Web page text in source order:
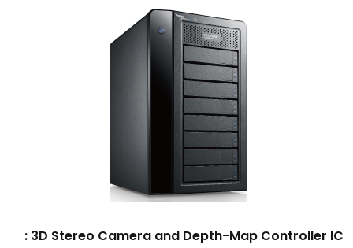
3D Stereo Camera and Depth-Map Controller IC :